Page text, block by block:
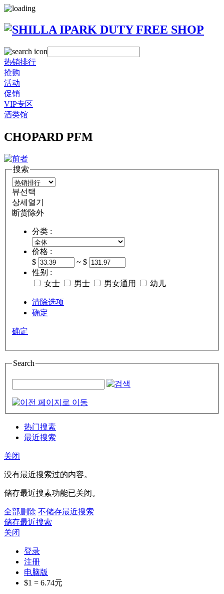
热销排行
抢购
活动
促销
VIP专区
酒类馆
CHOPARD PFM
搜索
뷰선택
상세열기
断货除外
分类 :
价格 :
$
~ $
性别 :
女士
男士 男女通用 幼儿
清除选项
确定
确定
Search
热门搜素
最近搜索
关闭
没有最近搜索过的内容。
储存最近搜素功能已关闭。
全部删除 不储存最近搜索
储存最近搜索
关闭
登录
注册
电脑版
$1 = 6.74元